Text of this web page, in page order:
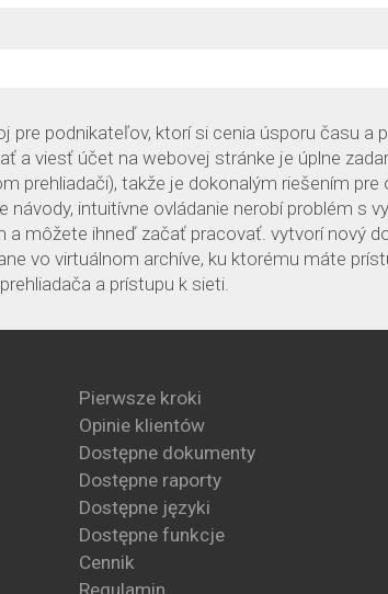
pre podnikateľov, ktorí si cenia úsporu času
a viesť účet na webovej stránke je úplne
prehliadači), takže je dokonalým riešením
návody, intuitívne ovládanie nerobí problém
môžete ihneď začať pracovať. vytvorí nový
vo virtuálnom archíve, ku ktorému máte
a prístupu k sieti.
Pierwsze kroki
Opinie klientów
Dostępne dokumenty
Dostępne raporty
Dostępne języki
Dostępne funkcje
Cennik
Regulamin